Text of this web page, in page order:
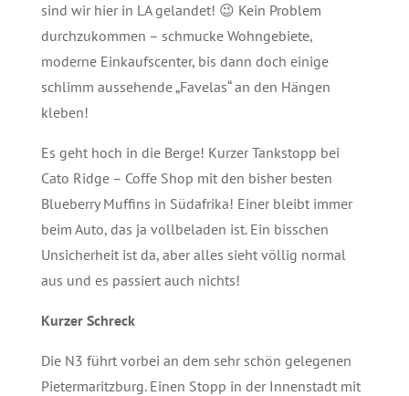
sind wir hier in LA gelandet! 😉 Kein Problem
durchzukommen – schmucke Wohngebiete,
moderne Einkaufscenter, bis dann doch einige
schlimm aussehende „Favelas“ an den Hängen
kleben!
Es geht hoch in die Berge! Kurzer Tankstopp bei
Cato Ridge – Coffe Shop mit den bisher besten
Blueberry Muffins in Südafrika! Einer bleibt immer
beim Auto, das ja vollbeladen ist. Ein bisschen
Unsicherheit ist da, aber alles sieht völlig normal
aus und es passiert auch nichts!
Kurzer Schreck
Die N3 führt vorbei an dem sehr schön gelegenen
Pietermaritzburg. Einen Stopp in der Innenstadt mit